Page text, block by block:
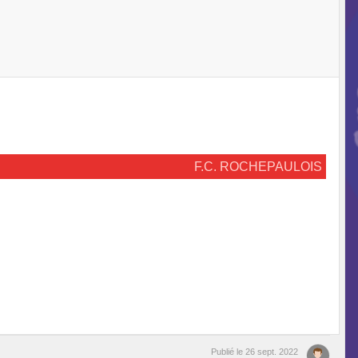
F.C. ROCHEPAULOIS
Publié le 26 sept. 2022